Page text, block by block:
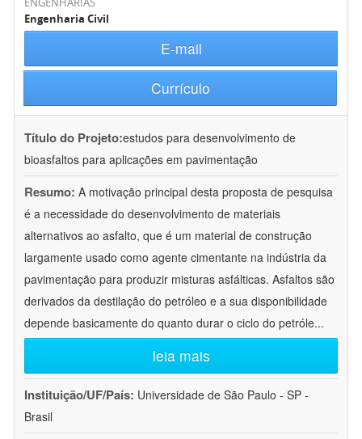
Engenharia Civil
E-mail
Currículo
Título do Projeto:estudos para desenvolvimento de
bioasfaltos para aplicações em pavimentação
Resumo: A motivação principal desta proposta de pesquisa
é a necessidade do desenvolvimento de materiais
alternativos ao asfalto, que é um material de construção
largamente usado como agente cimentante na indústria da
pavimentação para produzir misturas asfálticas. Asfaltos são
derivados da destilação do petróleo e a sua disponibilidade
depende basicamente do quanto durar o ciclo do petróle...
leia mais
Instituição/UF/País: Universidade de São Paulo - SP -
Brasil